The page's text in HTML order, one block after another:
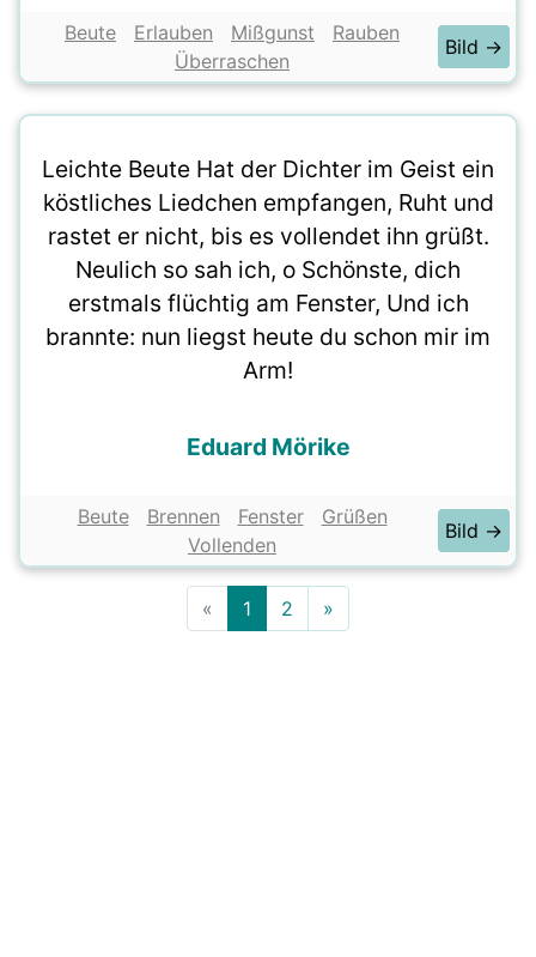
Beute Erlauben Mißgunst
Rauben
Überraschen
Bild →
Leichte Beute Hat der Dichter im Geist ein
köstliches Liedchen empfangen, Ruht und
rastet er nicht, bis es vollendet ihn grüßt.
Neulich so sah ich, o Schönste, dich
erstmals flüchtig am Fenster, Und ich
brannte: nun liegst heute du schon mir im
Arm!
Eduard Mörike
Beute Brennen Fenster
Grüßen
Vollenden
Bild →
« 1 2 »